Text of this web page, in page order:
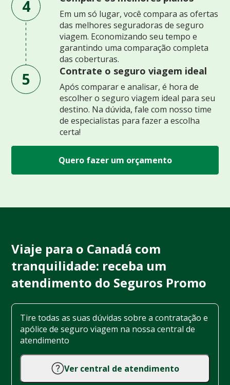
4
Em um só lugar, você compara as ofertas
das melhores seguradoras de seguro
viagem. Economizando seu tempo e
garantindo uma comparação completa
das coberturas.
5 Contrate o seguro viagem ideal
Após comparar e analisar, é hora de
escolher o seguro viagem ideal para seu
destino. Na dúvida, fale com nosso time
de especialistas para fazer a escolha
certa!
Quero fazer um orçamento
Viaje para o Canadá com
tranquilidade: receba um
atendimento do Seguros Promo
Tire todas as suas dúvidas sobre a contratação e
apólice de seguro viagem na nossa central de
atendimento
Ver central de atendimento